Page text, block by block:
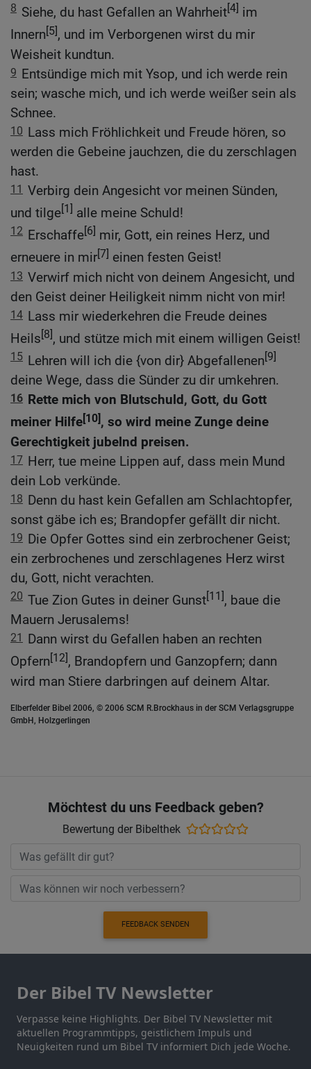
8 Siehe, du hast Gefallen an Wahrheit[4] im
Innern[5], und im Verborgenen wirst du mir
Weisheit kundtun.
9 Entsündige mich mit Ysop, und ich werde rein
sein; wasche mich, und ich werde weißer sein als
Schnee.
10 Lass mich Fröhlichkeit und Freude hören, so
werden die Gebeine jauchzen, die du zerschlagen
hast.
11 Verbirg dein Angesicht vor meinen Sünden,
und tilge[1] alle meine Schuld!
12 Erschaffe[6] mir, Gott, ein reines Herz, und
erneuere in mir[7] einen festen Geist!
13 Verwirf mich nicht von deinem Angesicht, und
den Geist deiner Heiligkeit nimm nicht von mir!
14 Lass mir wiederkehren die Freude deines
Heils[8], und stütze mich mit einem willigen Geist!
15 Lehren will ich die {von dir} Abgefallenen[9]
deine Wege, dass die Sünder zu dir umkehren.
16 Rette mich von Blutschuld, Gott, du Gott
meiner Hilfe[10], so wird meine Zunge deine
Gerechtigkeit jubelnd preisen.
17 Herr, tue meine Lippen auf, dass mein Mund
dein Lob verkünde.
18 Denn du hast kein Gefallen am Schlachtopfer,
sonst gäbe ich es; Brandopfer gefällt dir nicht.
19 Die Opfer Gottes sind ein zerbrochener Geist;
ein zerbrochenes und zerschlagenes Herz wirst
du, Gott, nicht verachten.
20 Tue Zion Gutes in deiner Gunst[11], baue die
Mauern Jerusalems!
21
Dann wirst du Gefallen haben an rechten
Opfern[12], Brandopfern und Ganzopfern; dann
wird man Stiere darbringen auf deinem Altar.
Elberfelder Bibel 2006, © 2006 SCM R.Brockhaus in der SCM Verlagsgruppe
GmbH, Holzgerlingen
Möchtest du uns Feedback geben?
Bewertung der Bibelthek
FEEDBACK SENDEN
Der Bibel TV Newsletter
Verpasse keine Highlights. Der Bibel TV Newsletter mit
aktuellen Programmtipps, geistlichem Impuls und
Neuigkeiten rund um Bibel TV informiert Dich jede Woche.